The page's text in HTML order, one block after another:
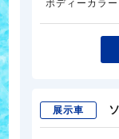
ボディーカラー
展示車